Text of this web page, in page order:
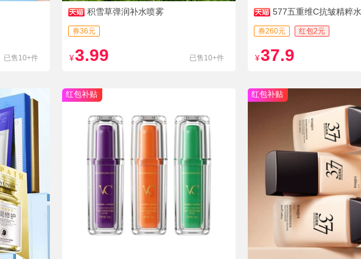
已售10+件
积雪草弹润补水喷雾
券36元
¥3.99 已售10+件
577五重维C抗皱精粹
券260元 红包2元
¥37.9
红包补贴 红包补贴